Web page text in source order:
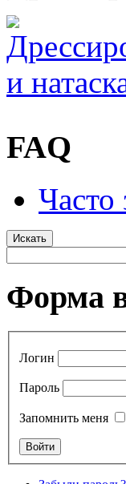
FAQ
Часто
Искать
Форма
Логин
Пароль
Запомнить меня